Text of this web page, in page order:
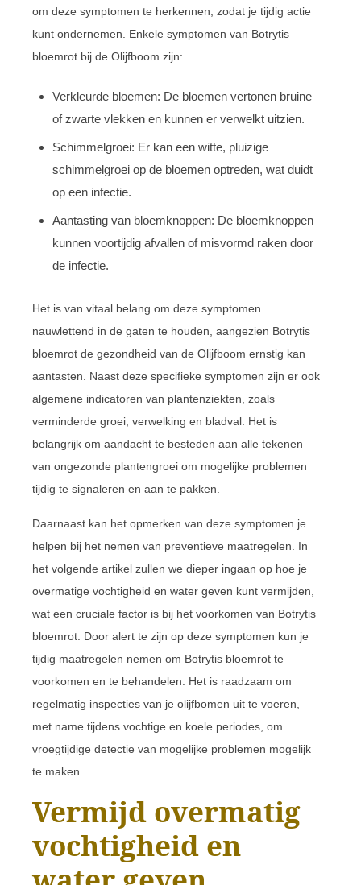
om deze symptomen te herkennen, zodat je tijdig actie
kunt ondernemen. Enkele symptomen van Botrytis
bloemrot bij de Olijfboom zijn:
Verkleurde bloemen: De bloemen vertonen bruine
of zwarte vlekken en kunnen er verwelkt uitzien.
Schimmelgroei: Er kan een witte, pluizige
schimmelgroei op de bloemen optreden, wat duidt
op een infectie.
Aantasting van bloemknoppen: De bloemknoppen
kunnen voortijdig afvallen of misvormd raken door
de infectie.
Het is van vitaal belang om deze symptomen
nauwlettend in de gaten te houden, aangezien Botrytis
bloemrot de gezondheid van de Olijfboom ernstig kan
aantasten. Naast deze specifieke symptomen zijn er ook
algemene indicatoren van plantenziekten, zoals
verminderde groei, verwelking en bladval. Het is
belangrijk om aandacht te besteden aan alle tekenen
van ongezonde plantengroei om mogelijke problemen
tijdig te signaleren en aan te pakken.
Daarnaast kan het opmerken van deze symptomen je
helpen bij het nemen van preventieve maatregelen. In
het volgende artikel zullen we dieper ingaan op hoe je
overmatige vochtigheid en water geven kunt vermijden,
wat een cruciale factor is bij het voorkomen van Botrytis
bloemrot. Door alert te zijn op deze symptomen kun je
tijdig maatregelen nemen om Botrytis bloemrot te
voorkomen en te behandelen. Het is raadzaam om
regelmatig inspecties van je olijfbomen uit te voeren,
met name tijdens vochtige en koele periodes, om
vroegtijdige detectie van mogelijke problemen mogelijk
te maken.
Vermijd overmatig
vochtigheid en